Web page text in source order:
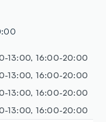
13:00, 16:00-20:00
13:00, 16:00-20:00
13:00, 16:00-20:00
13:00, 16:00-20:00